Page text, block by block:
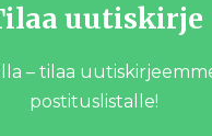
uutiskirje
– tilaa
postituslistalle!